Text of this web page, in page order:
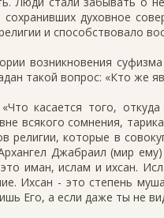
духовное
и способствовало
возникновения
такой вопрос: «Кто же
касается того,
всякого сомнения,
религии, которые в
Джабраил (мир
иман, ислам и ихсан.
Ихсан - это степень
Его, а если даже ты не